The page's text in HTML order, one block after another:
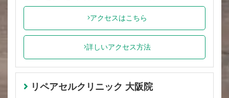
アクセスはこちら
詳しいアクセス方法
リペアセルクリニック 大阪院